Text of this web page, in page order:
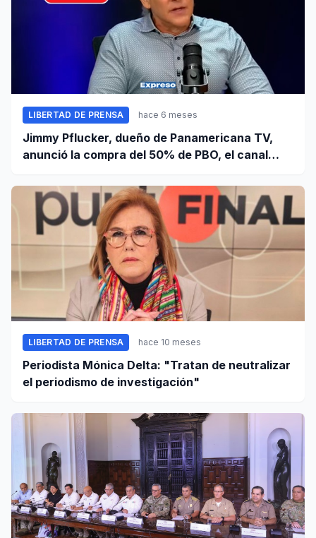
LIBERTAD DE PRENSA hace 6 meses
Jimmy Pflucker, dueño de Panamericana TV,
anunció la compra del 50% de PBO, el canal
LIBERTAD DE PRENSA hace 10 meses
Periodista Mónica Delta: "Tratan de neutralizar
el periodismo de investigación"